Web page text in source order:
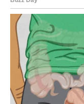
čišćenje i dezinfekcija
nakon bolesti.